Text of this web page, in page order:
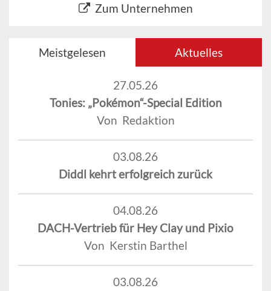
Zum Unternehmen
Meistgelesen Aktuelles
27.05.26
Tonies: „Pokémon“-Special Edition
Von Redaktion
03.08.26
Diddl kehrt erfolgreich zurück
04.08.26
DACH-Vertrieb für Hey Clay und Pixio
Von Kerstin Barthel
03.08.26